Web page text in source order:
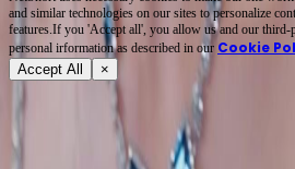
and similar technologies on our sites to personalize
features.If you 'Accept all', you allow us and our third-
personal irformation as described in our Cookie
Accept All ×
Termos de Serviço
Política de Privacidade